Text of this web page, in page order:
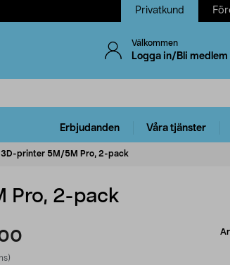
Privatkund
Välkommen
Logga in/Bli medlem
Erbjudanden Våra tjänster
3D-printer 5M/5M Pro, 2-pack
Pro, 2-pack